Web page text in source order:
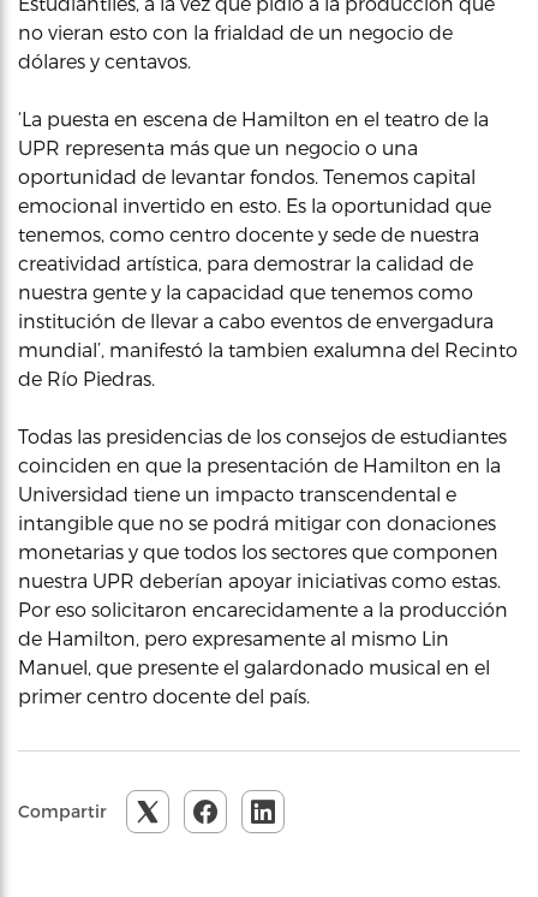
no vieran esto con la frialdad de un negocio de
dólares y centavos.
‘La puesta en escena de Hamilton en el teatro de la
UPR representa más que un negocio o una
oportunidad de levantar fondos. Tenemos capital
emocional invertido en esto. Es la oportunidad que
tenemos, como centro docente y sede de nuestra
creatividad artística, para demostrar la calidad de
nuestra gente y la capacidad que tenemos como
institución de llevar a cabo eventos de envergadura
mundial’, manifestó la tambien exalumna del Recinto
de Río Piedras.
Todas las presidencias de los consejos de estudiantes
coinciden en que la presentación de Hamilton en la
Universidad tiene un impacto transcendental e
intangible que no se podrá mitigar con donaciones
monetarias y que todos los sectores que componen
nuestra UPR deberían apoyar iniciativas como estas.
Por eso solicitaron encarecidamente a la producción
de Hamilton, pero expresamente al mismo Lin
Manuel, que presente el galardonado musical en el
primer centro docente del país.
Compartir